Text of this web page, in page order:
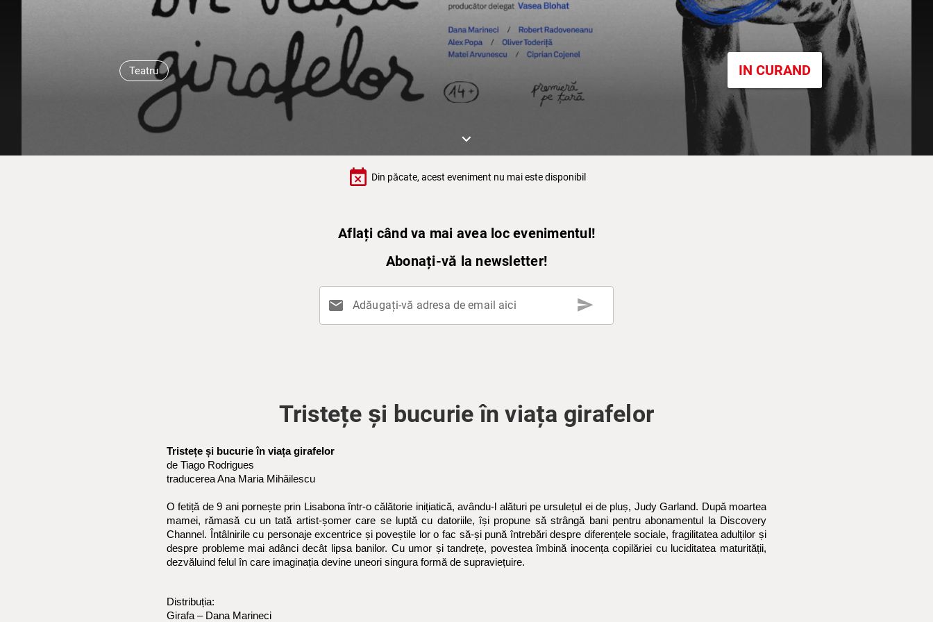
Teatru IN CURAND
keyboard_arrow_down
event_busy Din păcate, acest eveniment nu mai este disponibil
Aflați când va mai avea loc evenimentul!
Abonați-vă la newsletter!
mail Adăugați-vă adresa de email aici send
Tristețe și bucurie în viața girafelor
Tristețe și bucurie în viața girafelor
de Tiago Rodrigues
traducerea Ana Maria Mihăilescu
O fetiță de 9 ani pornește prin Lisabona într-o călătorie inițiatică, avându-l alături pe ursulețul ei de pluș, Judy Garland. După moartea
mamei, rămasă cu un tată artist-șomer care se luptă cu datoriile, își propune să strângă bani pentru abonamentul la Discovery
Channel. Întâlnirile cu personaje excentrice și poveștile lor o fac să-și pună întrebări despre diferențele sociale, fragilitatea adulților și
despre probleme mai adânci decât lipsa banilor. Cu umor și tandrețe, povestea îmbină inocența copilăriei cu luciditatea maturității,
dezvăluind felul în care imaginația devine uneori singura formă de supraviețuire.
Distribuția:
Girafa – Dana Marineci